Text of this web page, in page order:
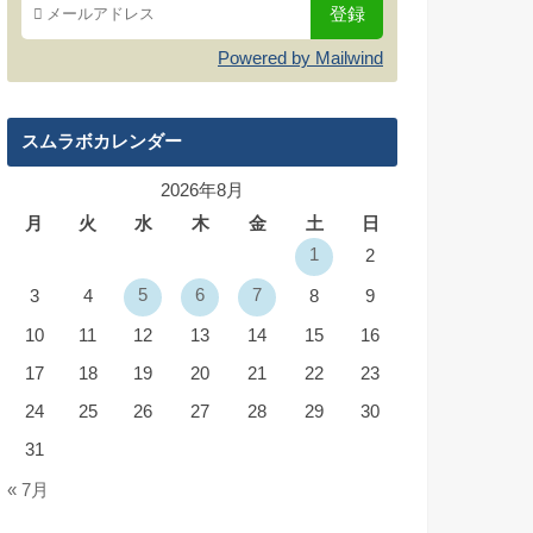
Powered by Mailwind
スムラボカレンダー
2026年8月
月
火 水 木 金 土
日
1
2
3 4 5 6 7 8 9
10 11 12 13 14 15
16
17
18 19 20 21 22
23
24
25 26 27 28 29
30
31
« 7月